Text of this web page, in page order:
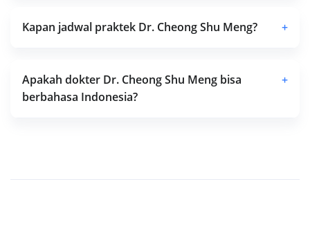
Kapan jadwal praktek Dr. Cheong Shu Meng? +
Apakah dokter Dr. Cheong Shu Meng bisa
berbahasa Indonesia?
+